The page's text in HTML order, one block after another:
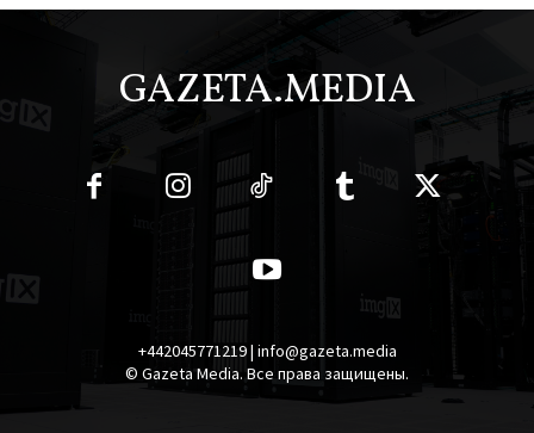
GAZETA.MEDIA
+442045771219 | info@gazeta.media
© Gazeta Media. Все права защищены.